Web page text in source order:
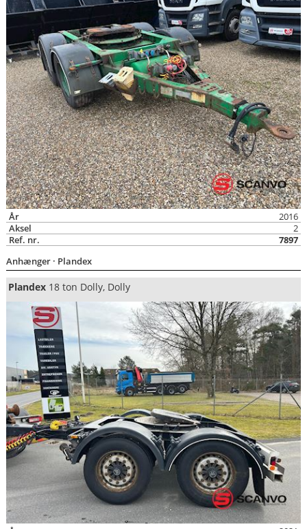
År
2016
Aksel
2
Ref. nr.
7897
Anhænger· Plandex
Plandex18 ton Dolly, Dolly